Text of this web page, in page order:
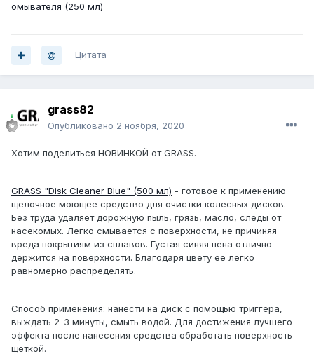
омывателя (250 мл)
Цитата
grass82
Опубликовано 2 ноября, 2020
Хотим поделиться НОВИНКОЙ от GRASS.
GRASS "Disk Cleaner Blue" (500 мл) - готовое к применению
щелочное моющее средство для очистки колесных дисков.
Без труда удаляет дорожную пыль, грязь, масло, следы от
насекомых. Легко смывается с поверхности, не причиняя
вреда покрытиям из сплавов. Густая синяя пена отлично
держится на поверхности. Благодаря цвету ее легко
равномерно распределять.
Способ применения: нанести на диск с помощью триггера,
выждать 2-3 минуты, смыть водой. Для достижения лучшего
эффекта после нанесения средства обработать поверхность
щеткой.